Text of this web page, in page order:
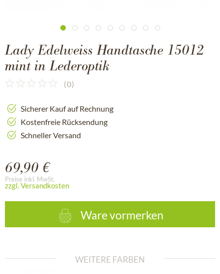
Lady Edelweiss Handtasche 15012
mint in Lederoptik
(0)
Sicherer Kauf auf Rechnung
Kostenfreie Rücksendung
Schneller Versand
69,90 €
Preise inkl. MwSt.
zzgl. Versandkosten
Ware vormerken
WEITERE FARBEN